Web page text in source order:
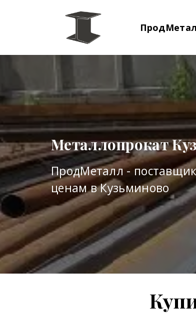
Металлопрокат
ПродМеталл -
ценам в Кузьминово